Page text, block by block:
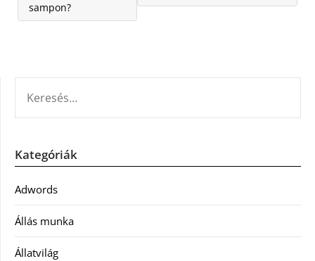
sampon?
Kategóriák
Adwords
Állás munka
Állatvilág